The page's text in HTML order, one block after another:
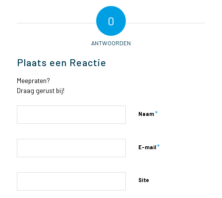
0
ANTWOORDEN
Plaats een Reactie
Meepraten?
Draag gerust bij!
Naam*
E-mail*
Site